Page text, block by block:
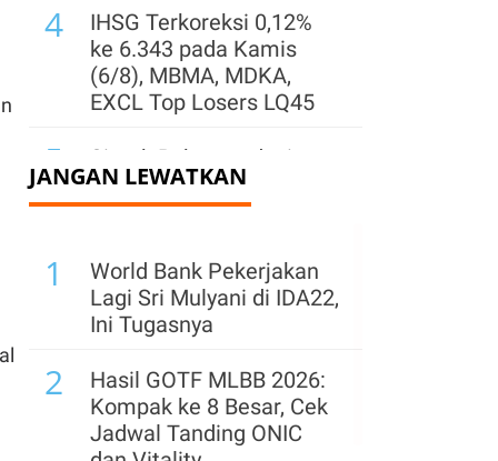
4
IHSG Terkoreksi 0,12%
ke 6.343 pada Kamis
(6/8), MBMA, MDKA,
EXCL Top Losers LQ45
5
Simak Rekomendasi
Teknikal Saham ENRG,
AADI, dan AMRT untuk
6
Kinerja Surya Semesta
Internusa (SSIA) Pulih
per Semester I 2026,
Simak Prospeknya
Pemegang Saham
Sentul City (BKSL) Jual
JANGAN LEWATKAN
1
World Bank Pekerjakan
Lagi Sri Mulyani di IDA22,
Ini Tugasnya
2
Hasil GOTF MLBB 2026:
Kompak ke 8 Besar, Cek
Jadwal Tanding ONIC